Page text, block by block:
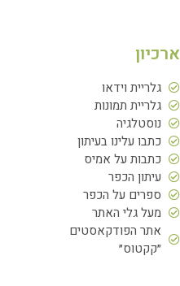
ארכיון
גלריית וידאו
גלריית תמונות
נוסטלגיה
כתבו עלינו בעיתון
כתבות על אמיס
עיתון הכפר
ספרים על הכפר
מעל גלי האתר
אתר הפודקאסטים
״קקטוס״